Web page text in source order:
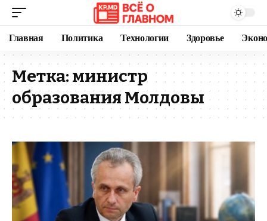
Главная Политика Технологии Здоровье
Метка: министр
образования Молдовы